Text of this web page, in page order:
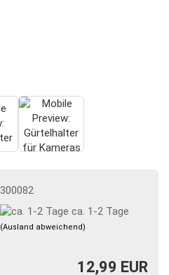
300082
ca. 1-2 Tage
(Ausland abweichend)
12,99 EUR